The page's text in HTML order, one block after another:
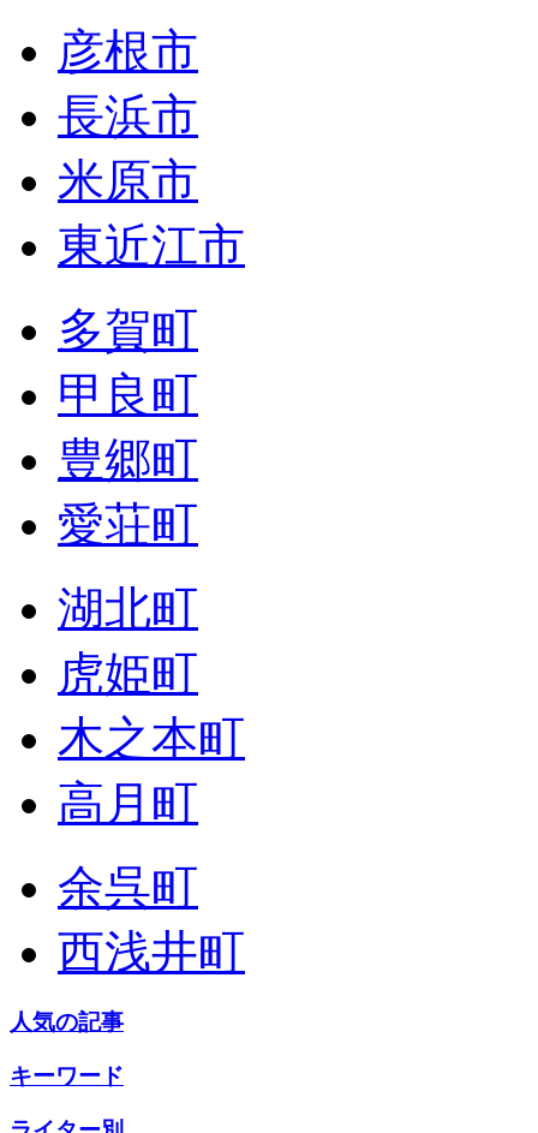
彦根市
長浜市
米原市
東近江市
多賀町
甲良町
豊郷町
愛荘町
湖北町
虎姫町
木之本町
高月町
余呉町
西浅井町
人気の記事
キーワード